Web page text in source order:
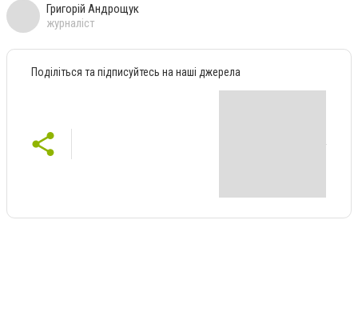
Григорій Андрощук
журналіст
Поділіться та підписуйтесь на наші джерела